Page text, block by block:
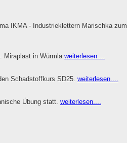
IKMA - Industrieklettern Marischka zum
Miraplast in Würmla weiterlesen....
Schadstoffkurs SD25. weiterlesen....
Übung statt. weiterlesen....